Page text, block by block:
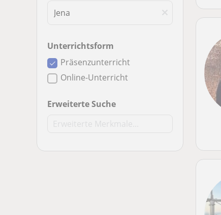
Unterrichtsform
Präsenzunterricht
Online-Unterricht
Erweiterte Suche